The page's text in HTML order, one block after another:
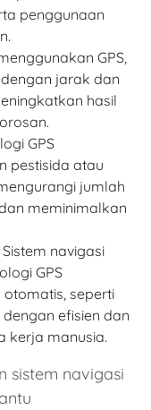
penggunaan
GPS,
jarak dan
hasil
GPS
pestisida atau
jumlah
meminimalkan
Sistem navigasi
GPS
seperti
efisien dan
kerja manusia.
sistem navigasi